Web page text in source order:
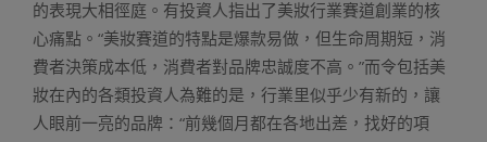
的表現大相徑庭。有投資人指出了美妝行業賽道創業的核
心痛點。“美妝賽道的特點是爆款易做，但生命周期短，消
費者決策成本低，消費者對品牌忠誠度不高。”而令包括美
妝在內的各類投資人為難的是，行業里似乎少有新的，讓
人眼前一亮的品牌：“前幾個月都在各地出差，找好的項